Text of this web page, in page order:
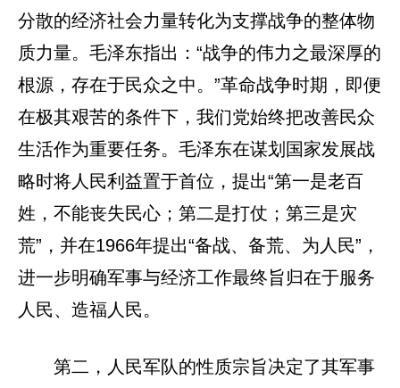
分散的经济社会力量转化为支撑战争的整体物
质力量。毛泽东指出：“战争的伟力之最深厚的
根源，存在于民众之中。”革命战争时期，即便
在极其艰苦的条件下，我们党始终把改善民众
生活作为重要任务。毛泽东在谋划国家发展战
略时将人民利益置于首位，提出“第一是老百
姓，不能丧失民心；第二是打仗；第三是灾
荒”，并在1966年提出“备战、备荒、为人民”，
进一步明确军事与经济工作最终旨归在于服务
人民、造福人民。
第二，人民军队的性质宗旨决定了其军事